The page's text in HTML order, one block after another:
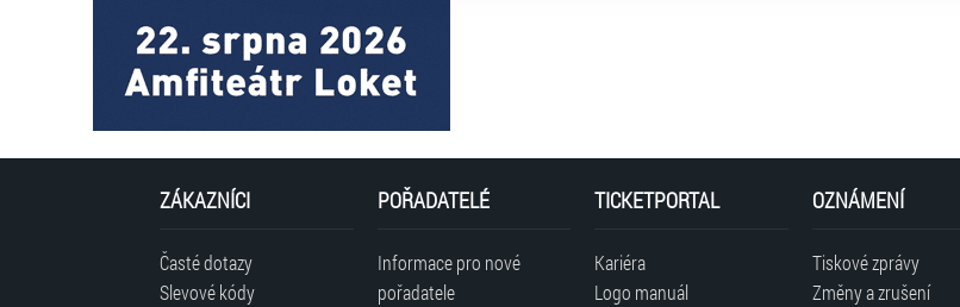
ZÁKAZNÍCI
Časté dotazy
Slevové kódy
POŘADATELÉ
Informace pro nové
pořadatele
TICKETPORTAL
Kariéra
Logo manuál
OZNÁMENÍ
Tiskové zprávy
Změny a zrušení